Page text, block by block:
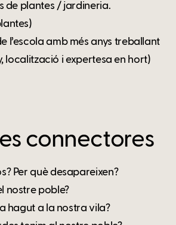
de plantes / jardineria.
l’escola amb més anys treballant
localització i expertesa en hort)
connectores
Per què desapareixen?
nostre poble?
hagut a la nostra vila?